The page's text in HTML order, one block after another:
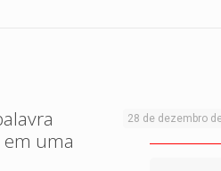
uma
28 de dezembro
Um conto